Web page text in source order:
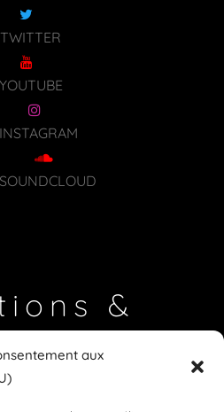
aux
TWITTER
YOUTUBE
INSTAGRAM
SOUNDCLOUD
&